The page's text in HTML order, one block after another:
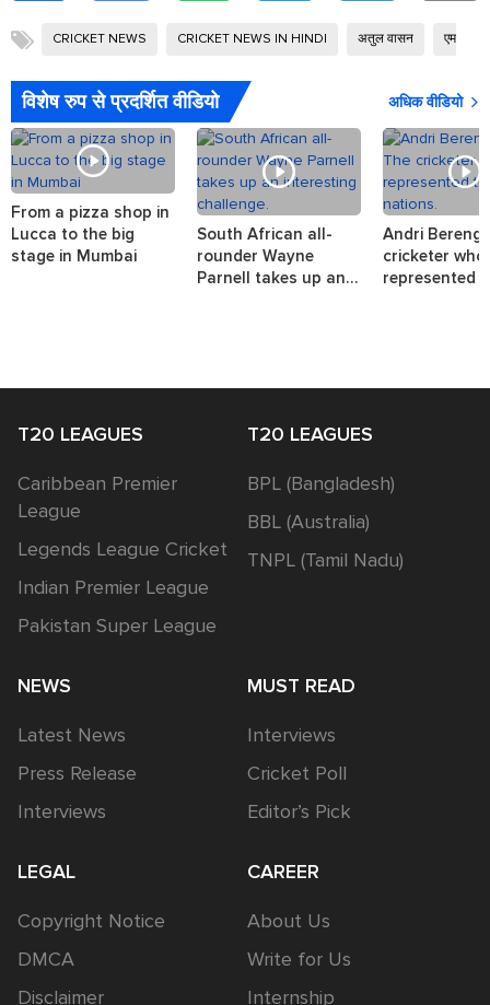
CRICKET NEWS CRICKET NEWS IN HINDI अतुल वासन एमएसके
विशेष रुप से प्रदर्शित वीडियो अधिक वीडियो
From a pizza shop in
Lucca to the big
stage in Mumbai
South African all-
rounder Wayne
Parnell takes up an
Andri
cricketer who
represented
T20 LEAGUES
Caribbean Premier
League
Legends League Cricket
Indian Premier League
Pakistan Super League
T20 LEAGUES
BPL (Bangladesh)
BBL (Australia)
TNPL (Tamil Nadu)
NEWS
Latest News
Press Release
Interviews
MUST READ
Interviews
Cricket Poll
Editor’s Pick
LEGAL
Copyright Notice
DMCA
Disclaimer
CAREER
About Us
Write for Us
Internship